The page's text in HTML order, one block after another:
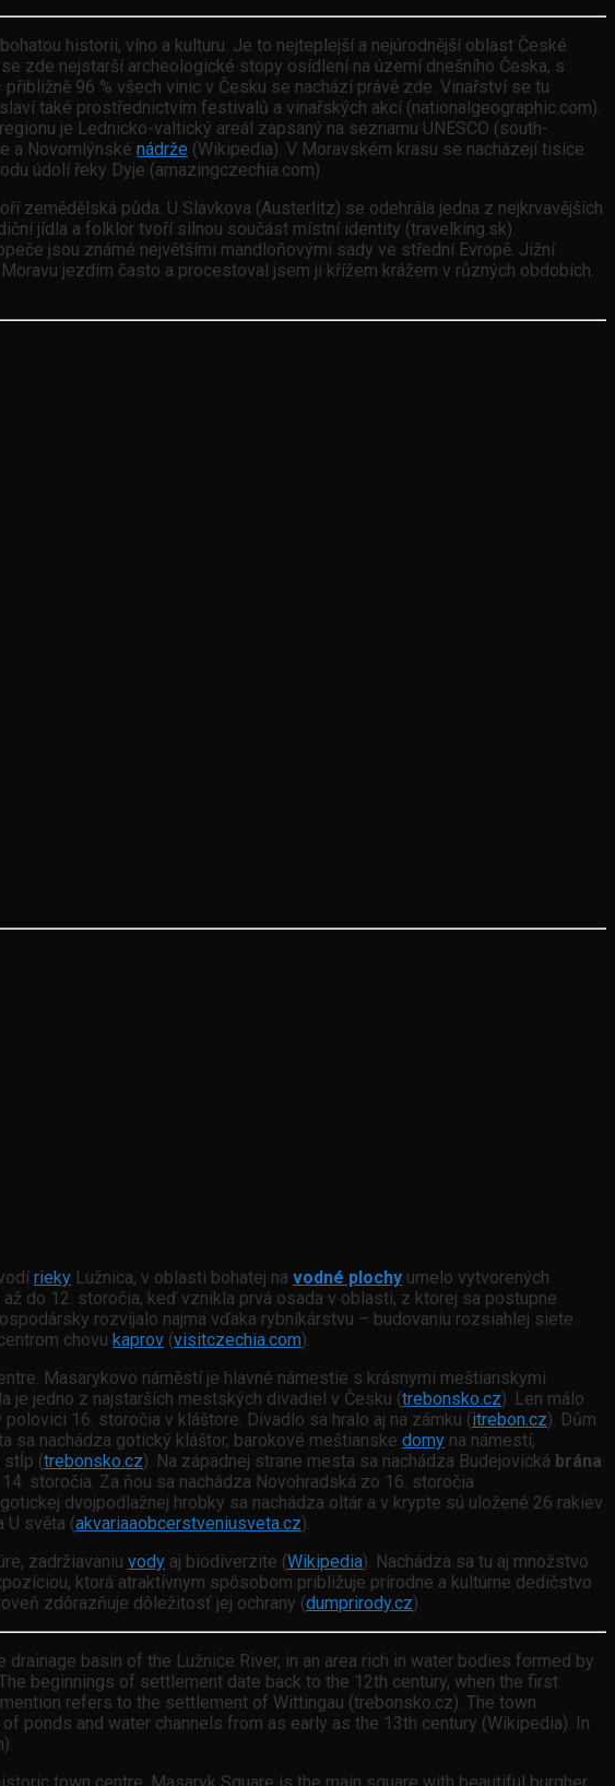
historii, víno a kulturu. Je to nejteplejší a nejúrodnější oblast České
zde nejstarší archeologické stopy osídlení na území dnešního Česka, s
96 % všech vinic v Česku se nachází právě zde. Vinařství se tu
také prostřednictvím festivalů a vinařských akcí (nationalgeographic.com).
je Lednicko-valtický areál zapsaný na seznamu UNESCO (south-
a Novomlýnské nádrže (Wikipedia). V Moravském krasu se nacházejí tisíce
údolí řeky Dyje (amazingczechia.com).
zemědělská půda. U Slavkova (Austerlitz) se odehrála jedna z nejkrvavějších
jídla a folklor tvoří silnou součást místní identity (travelking.sk).
jsou známé největšími mandloňovými sady ve střední Evropě. Jižní
jezdím často a procestoval jsem ji křížem krážem v různých obdobích.
rieky Lužnica, v oblasti bohatej na vodné plochy umelo vytvorených
až do 12. storočia, keď vznikla prvá osada v oblasti, z ktorej sa postupne
rozvíjalo najmä vďaka rybníkárstvu – budovaniu rozsiahlej siete
chovu kaprov (visitczechia.com).
Masarykovo náměstí je hlavné námestie s krásnymi meštianskymi
je jedno z najstarších mestských divadiel v Česku (trebonsko.cz). Len málo
polovici 16. storočia v kláštore. Divadlo sa hralo aj na zámku (itrebon.cz). Dům
sa nachádza gotický kláštor, barokové meštianske domy na námestí,
stĺp (trebonsko.cz). Na západnej strane mesta sa nachádza Budejovická brána
storočia. Za ňou sa nachádza Novohradská zo 16. storočia
dvojpodlažnej hrobky sa nachádza oltár a v krypte sú uložené 26 rakiev
U světa (akvariaaobcerstveniusveta.cz).
zadržiavaniu vody aj biodiverzite (Wikipedia). Nachádza sa tu aj množstvo
ktorá atraktívnym spôsobom približuje prírodne a kultúrne dedičstvo
zdôrazňuje dôležitosť jej ochrany (dumprirody.cz).
basin of the Lužnice River, in an area rich in water bodies formed by
beginnings of settlement date back to the 12th century, when the first
refers to the settlement of Wittingau (trebonsko.cz). The town
ponds and water channels from as early as the 13th century (Wikipedia). In